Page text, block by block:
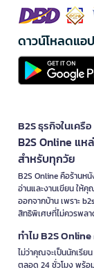
ดาวน์โหลดแอ
B2S ธุรกิจในเครื
B2S Online แห
สำหรับทุกวัย
B2S Online คือร้านห
อ่านและงานเขียน ให้
ออกจากบ้าน เพราะ
สิทธิพิเศษที่ไม่ควรพลา
ทำไม B2S
ไม่ว่าคุณจะเป็นนักเรี
ตลอด 24 ชั่วโมง พร้อ